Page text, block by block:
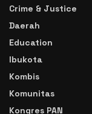
Crime & Justice
Daerah
Education
Ibukota
Kombis
Komunitas
Kongres PAN